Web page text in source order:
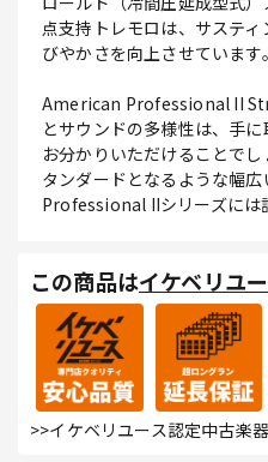
点支持トレモロは、サステ
びやかさを向上させています。
American Professional II
とサウンドの多様性は、手
お分かりいただけることで
タンダードとなるような幅
Professional IIシリーズには
この商品はイケベリユ
>>イケベリユース認定中古楽